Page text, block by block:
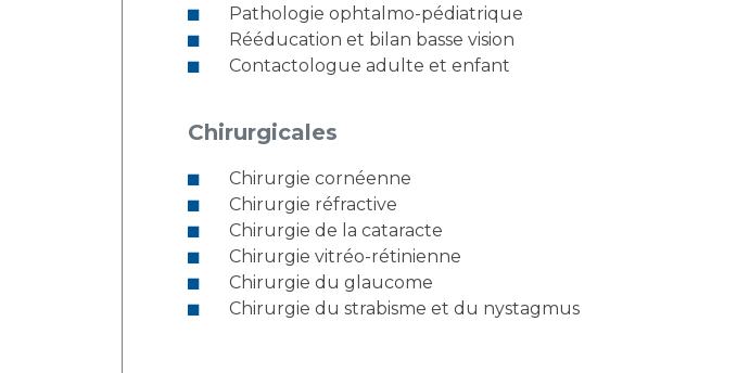
Pathologie ophtalmo-pédiatrique
Rééducation et bilan basse vision
Contactologue adulte et enfant
Chirurgicales
Chirurgie cornéenne
Chirurgie réfractive
Chirurgie de la cataracte
Chirurgie vitréo-rétinienne
Chirurgie du glaucome
Chirurgie du strabisme et du nystagmus